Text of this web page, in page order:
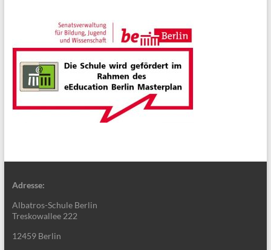
Adresse:
Albatros-Schule Berlin
Treskowallee 222
12459 Berlin